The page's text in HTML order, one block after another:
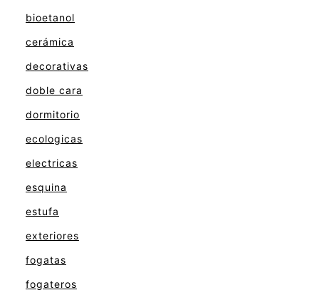
bioetanol
cerámica
decorativas
doble cara
dormitorio
ecologicas
electricas
esquina
estufa
exteriores
fogatas
fogateros